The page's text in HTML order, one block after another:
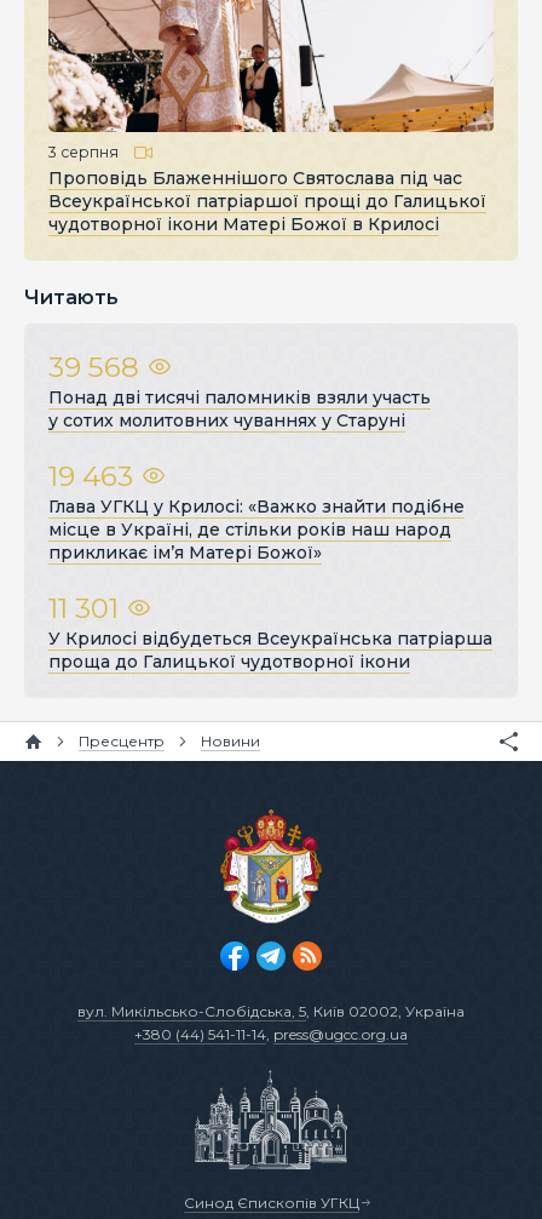
3 серпня
Проповідь Блаженнішого Святослава під час
Всеукраїнської патріаршої прощі до Галицької
чудотворної ікони Матері Божої в Крилосі
Читають
39 568
Понад дві тисячі паломників взяли участь
у сотих молитовних чуваннях у Старуні
19 463
Глава УГКЦ у Крилосі: «Важко знайти подібне
місце в Україні, де стільки років наш народ
прикликає ім’я Матері Божої»
11 301
У Крилосі відбудеться Всеукраїнська патріарша
проща до Галицької чудотворної ікони
Пресцентр Новини
вул. Микільсько-Слобідська, 5, Київ 02002, Україна
+380 (44) 541-11-14, press@ugcc.org.ua
Синод Єпископів УГКЦ